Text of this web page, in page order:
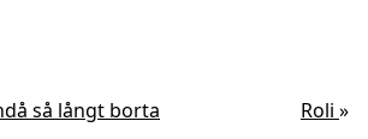
så långt borta Roli »